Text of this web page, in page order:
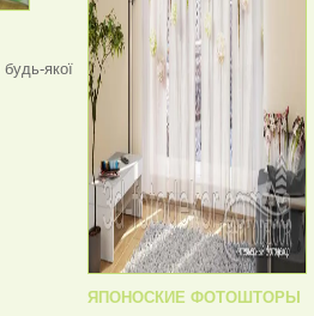
якої
ЯПОНОСКИЕ ФОТОШТОРЫ